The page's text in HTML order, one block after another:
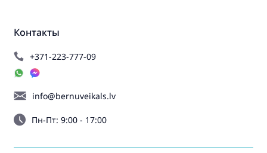
Контакты
+371-223-777-09
info@bernuveikals.lv
Пн-Пт: 9:00 - 17:00